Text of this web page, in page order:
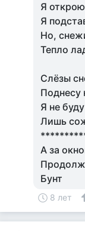
Я
Я
Но,
Тепло
Слёзы
Поднесу
Я не
Лишь
А за
Бунт
8 лет